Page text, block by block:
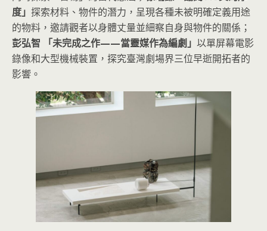
度」 探索材料、物件的潛力，呈現各種未被明確定義用途
的物料，邀請觀者以身體丈量並細察自身與物件的關係；
彭弘智 「未完成之作——當靈媒作為編劇」 以單屏幕電影
錄像和大型機械裝置，探究臺灣劇場界三位早逝開拓者的
影響。